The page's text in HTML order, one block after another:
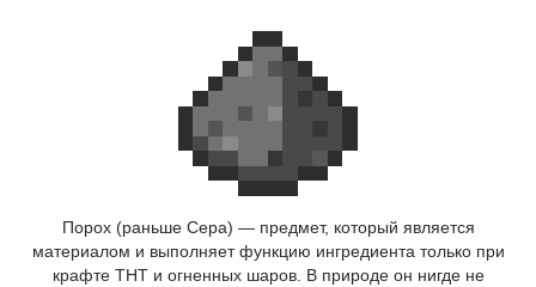
Порох (раньше Сера) — предмет, который является
материалом и выполняет функцию ингредиента только при
крафте ТНТ и огненных шаров. В природе он нигде не